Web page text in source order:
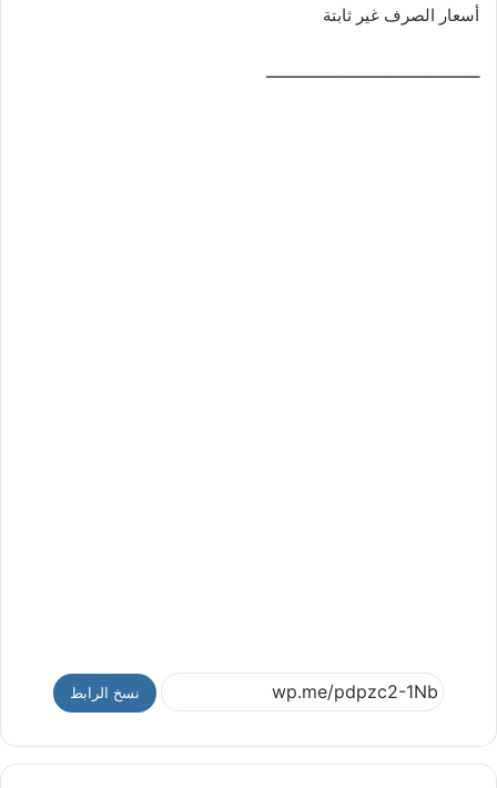
أسعار الصرف غير ثابتة
ــــــــــــــــــــــــــــــــــــــــــــــــ
نسخ الرابط